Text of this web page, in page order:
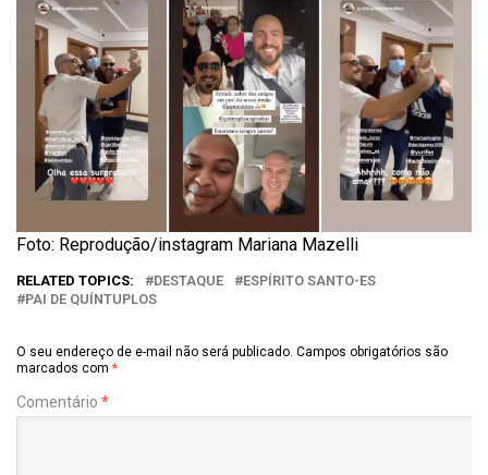
Foto: Reprodução/instagram Mariana Mazelli
RELATED TOPICS: DESTAQUE
ESPÍRITO SANTO-ES
PAI DE QUÍNTUPLOS
O seu endereço de e-mail não será publicado. Campos obrigatórios são
marcados com *
Comentário *